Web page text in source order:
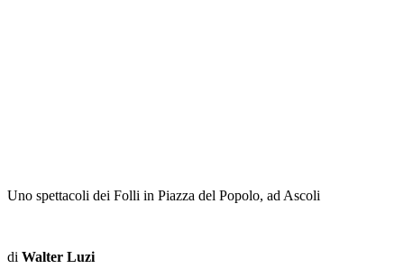
Uno spettacoli dei Folli in Piazza del Popolo, ad Ascoli
di Walter Luzi